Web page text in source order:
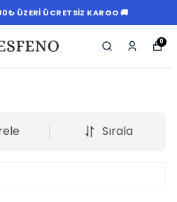
ÜZERI ÜCRETSIZ KARGO 🚚
0
Sırala